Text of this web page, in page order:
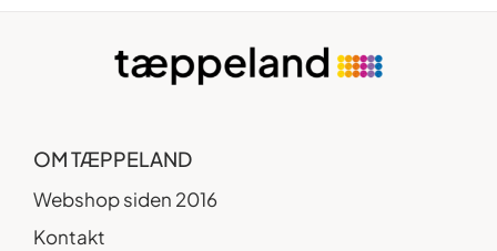
OM TÆPPELAND
Webshop siden 2016
Kontakt